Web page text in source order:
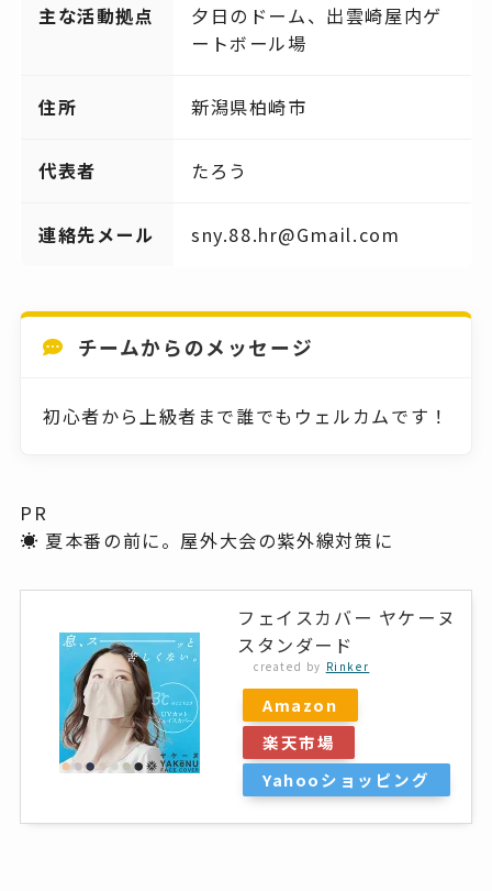
主な活動拠点
夕日のドーム、出雲崎屋内ゲ
ートボール場
住所 新潟県柏崎市
代表者 たろう
連絡先メール sny.88.hr@Gmail.com
チームからのメッセージ
初心者から上級者まで誰でもウェルカムです！
PR
☀️ 夏本番の前に。屋外大会の紫外線対策に
フェイスカバー ヤケーヌ
スタンダード
created by Rinker
Amazon
楽天市場
Yahooショッピング